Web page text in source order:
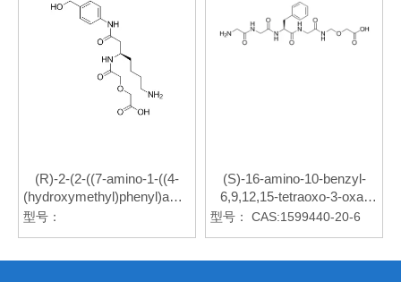
(R)-2-(2-((7-amino-1-((4-
(hydroxymethyl)phenyl)amino)-1-
oxoheptan-3-yl)amino)-2-
型号：
(S)-16-amino-10-benzyl-
6,9,12,15-tetraoxo-3-oxa-
5,8,11,14-
型号： CAS:1599440-20-6